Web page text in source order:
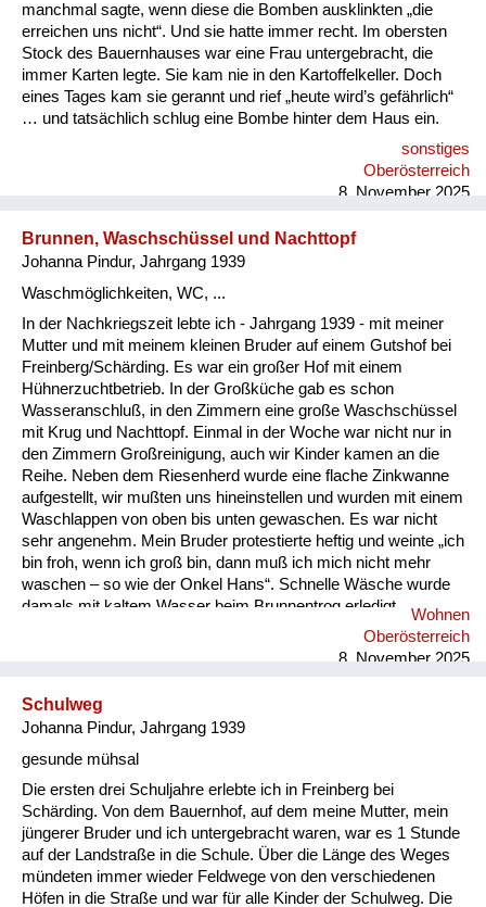
Fluchtgeschichten
Familiengeschichten
Schule und Ausbildung
Wohnen
sonstiges
manchmal sagte, wenn diese die Bomben ausklinkten „die
erreichen uns nicht“. Und sie hatte immer recht. Im obersten
Stock des Bauernhauses war eine Frau untergebracht, die
immer Karten legte. Sie kam nie in den Kartoffelkeller. Doch
eines Tages kam sie gerannt und rief „heute wird’s gefährlich“
… und tatsächlich schlug eine Bombe hinter dem Haus ein.
sonstiges
Oberösterreich
8. November 2025
Brunnen, Waschschüssel und Nachttopf
Johanna Pindur, Jahrgang 1939
Waschmöglichkeiten, WC, ...
In der Nachkriegszeit lebte ich - Jahrgang 1939 - mit meiner
Mutter und mit meinem kleinen Bruder auf einem Gutshof bei
Freinberg/Schärding. Es war ein großer Hof mit einem
Hühnerzuchtbetrieb. In der Großküche gab es schon
Wasseranschluß, in den Zimmern eine große Waschschüssel
mit Krug und Nachttopf. Einmal in der Woche war nicht nur in
den Zimmern Großreinigung, auch wir Kinder kamen an die
Reihe. Neben dem Riesenherd wurde eine flache Zinkwanne
aufgestellt, wir mußten uns hineinstellen und wurden mit einem
Waschlappen von oben bis unten gewaschen. Es war nicht
sehr angenehm. Mein Bruder protestierte heftig und weinte „ich
bin froh, wenn ich groß bin, dann muß ich mich nicht mehr
waschen – so wie der Onkel Hans“. Schnelle Wäsche wurde
damals mit kaltem Wasser beim Brunnentrog erledigt.
Ansonsten im Zimmer mit warmen Wasser, das in der Küche
vom seitlich eingebauten Wasserbecken geholt wurde. Ich
Menschen am Ho...
Wohnen
Oberösterreich
8. November 2025
Schulweg
Johanna Pindur, Jahrgang 1939
gesunde mühsal
Die ersten drei Schuljahre erlebte ich in Freinberg bei
Schärding. Von dem Bauernhof, auf dem meine Mutter, mein
jüngerer Bruder und ich untergebracht waren, war es 1 Stunde
auf der Landstraße in die Schule. Über die Länge des Weges
mündeten immer wieder Feldwege von den verschiedenen
Höfen in die Straße und war für alle Kinder der Schulweg. Die